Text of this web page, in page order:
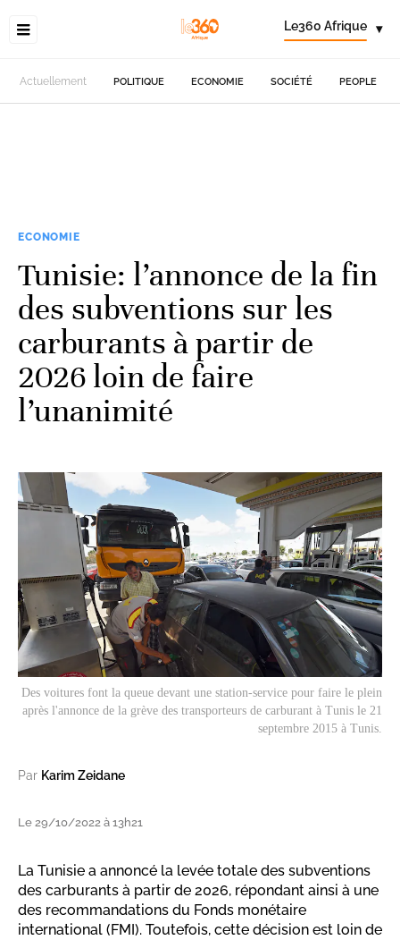
Le360 Afrique ▾
Actuellement POLITIQUE ECONOMIE SOCIÉTÉ PEOPLE
ECONOMIE
Tunisie: l’annonce de la fin
des subventions sur les
carburants à partir de
2026 loin de faire
l’unanimité
Des voitures font la queue devant une station-service pour faire le plein
après l'annonce de la grève des transporteurs de carburant à Tunis le 21
septembre 2015 à Tunis.
Par Karim Zeidane
Le 29/10/2022 à 13h21
La Tunisie a annoncé la levée totale des subventions
des carburants à partir de 2026, répondant ainsi à une
des recommandations du Fonds monétaire
international (FMI). Toutefois, cette décision est loin de